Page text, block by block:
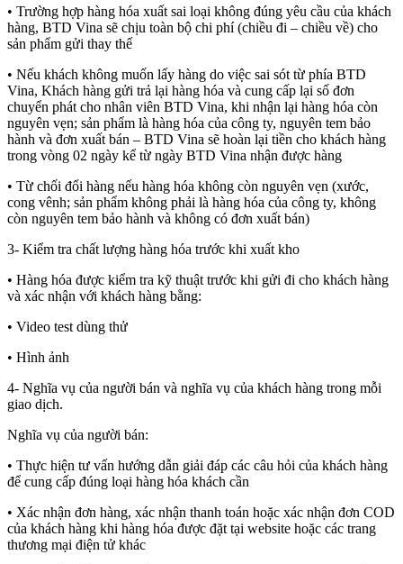
• Trường hợp hàng hóa xuất sai loại không đúng yêu cầu của khách
hàng, BTD Vina sẽ chịu toàn bộ chi phí (chiều đi – chiều về) cho
sản phẩm gửi thay thế
• Nếu khách không muốn lấy hàng do việc sai sót từ phía BTD
Vina, Khách hàng gửi trả lại hàng hóa và cung cấp lại số đơn
chuyển phát cho nhân viên BTD Vina, khi nhận lại hàng hóa còn
nguyên vẹn; sản phẩm là hàng hóa của công ty, nguyên tem bảo
hành và đơn xuất bán – BTD Vina sẽ hoàn lại tiền cho khách hàng
trong vòng 02 ngày kể từ ngày BTD Vina nhận được hàng
• Từ chối đổi hàng nếu hàng hóa không còn nguyên vẹn (xước,
cong vênh; sản phẩm không phải là hàng hóa của công ty, không
còn nguyên tem bảo hành và không có đơn xuất bán)
3- Kiểm tra chất lượng hàng hóa trước khi xuất kho
• Hàng hóa được kiểm tra kỹ thuật trước khi gửi đi cho khách hàng
và xác nhận với khách hàng bằng:
• Video test dùng thử
• Hình ảnh
4- Nghĩa vụ của người bán và nghĩa vụ của khách hàng trong mỗi
giao dịch.
Nghĩa vụ của người bán:
• Thực hiện tư vấn hướng dẫn giải đáp các câu hỏi của khách hàng
để cung cấp đúng loại hàng hóa khách cần
• Xác nhận đơn hàng, xác nhận thanh toán hoặc xác nhận đơn COD
của khách hàng khi hàng hóa được đặt tại website hoặc các trang
thương mại điện tử khác